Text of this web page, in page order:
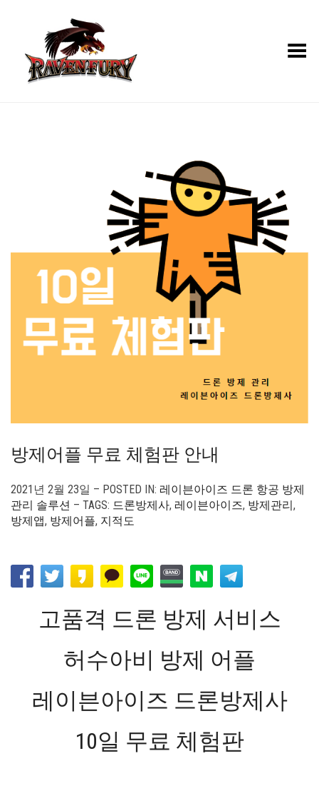
Toggle Menu
방제어플 무료 체험판 안내
2021년 2월 23일 – POSTED IN: 레이븐아이즈 드론 항공 방제
관리 솔루션 – TAGS: 드론방제사, 레이븐아이즈, 방제관리,
방제앱, 방제어플, 지적도
고품격 드론 방제 서비스
허수아비 방제 어플
레이븐아이즈 드론방제사
10일 무료 체험판